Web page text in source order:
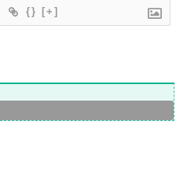
{} [+]